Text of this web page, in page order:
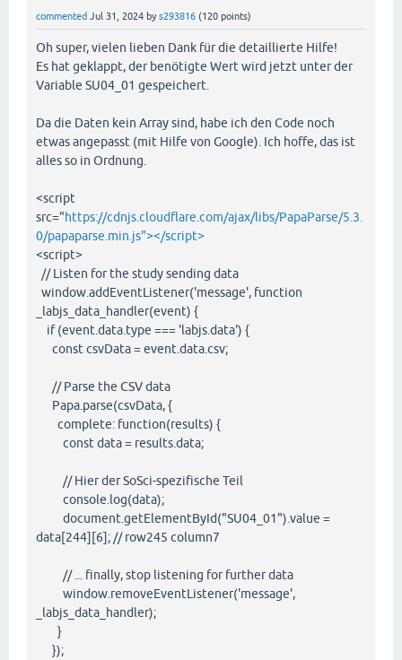
commented Jul 31, 2024 bys293816 (120 points)
Oh super, vielen lieben Dank für die detaillierte Hilfe!
Es hat geklappt, der benötigte Wert wird jetzt unter der
Variable SU04_01 gespeichert.
Da die Daten kein Array sind, habe ich den Code noch
etwas angepasst (mit Hilfe von Google). Ich hoffe, das ist
alles so in Ordnung.
<script
src="https://cdnjs.cloudflare.com/ajax/libs/PapaParse/5.3.
0/papaparse.min.js"></script>
<script>
// Listen for the study sending data
window.addEventListener('message', function
_labjs_data_handler(event) {
if (event.data.type === 'labjs.data') {
const csvData = event.data.csv;
// Parse the CSV data
Papa.parse(csvData, {
complete: function(results) {
const data = results.data;
// Hier der SoSci-spezifische Teil
console.log(data);
document.getElementById("SU04_01").value =
data[244][6]; // row245 column7
// ... finally, stop listening for further data
window.removeEventListener('message',
_labjs_data_handler);
}
});